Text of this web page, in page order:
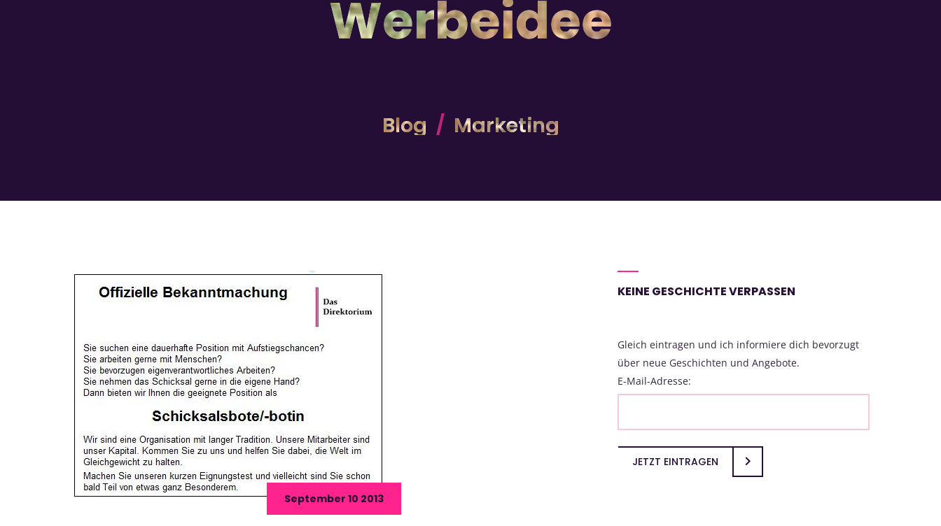
Werbeidee
Blog Marketing
September 10 2013
KEINE GESCHICHTE VERPASSEN
Gleich eintragen und ich informiere dich bevorzugt
über neue Geschichten und Angebote.
E-Mail-Adresse:
JETZT EINTRAGEN